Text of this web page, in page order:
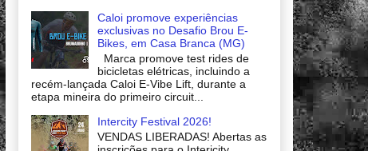
Caloi promove experiências
exclusivas no Desafio Brou E-
Bikes, em Casa Branca (MG)
Marca promove test rides de
bicicletas elétricas, incluindo a
recém-lançada Caloi E-Vibe Lift, durante a
etapa mineira do primeiro circuit...
Intercity Festival 2026!
VENDAS LIBERADAS! Abertas as